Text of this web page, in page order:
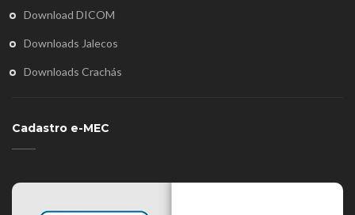
Download DICOM
Downloads Jalecos
Downloads Crachás
Cadastro e-MEC